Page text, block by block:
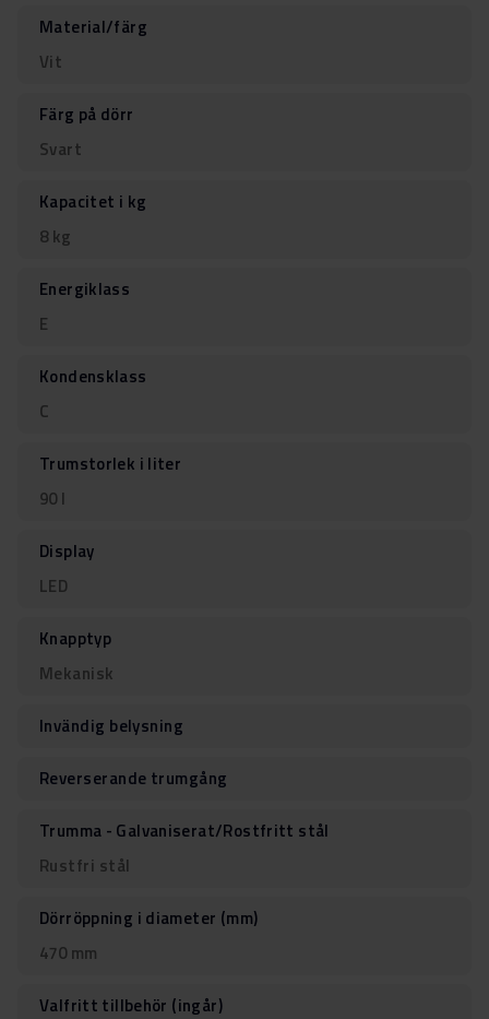
Material/färg
Vit
Färg på dörr
Svart
Kapacitet i kg
8 kg
Energiklass
E
Kondensklass
C
Trumstorlek i liter
90 l
Display
LED
Knapptyp
Mekanisk
Invändig belysning
Reverserande trumgång
Trumma - Galvaniserat/Rostfritt stål
Rustfri stål
Dörröppning i diameter (mm)
470 mm
Valfritt tillbehör (ingår)